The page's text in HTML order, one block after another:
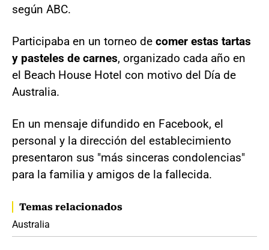
según ABC.
Participaba en un torneo de comer estas tartas
y pasteles de carnes, organizado cada año en
el Beach House Hotel con motivo del Día de
Australia.
En un mensaje difundido en Facebook, el
personal y la dirección del establecimiento
presentaron sus "más sinceras condolencias"
para la familia y amigos de la fallecida.
Temas relacionados
Australia